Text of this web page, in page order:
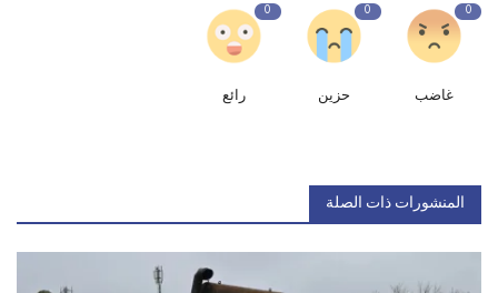
0
غاضب
0
حزين
0
رائع
المنشورات ذات الصلة